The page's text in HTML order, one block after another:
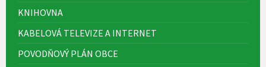
KNIHOVNA
KABELOVÁ TELEVIZE A INTERNET
POVODŇOVÝ PLÁN OBCE